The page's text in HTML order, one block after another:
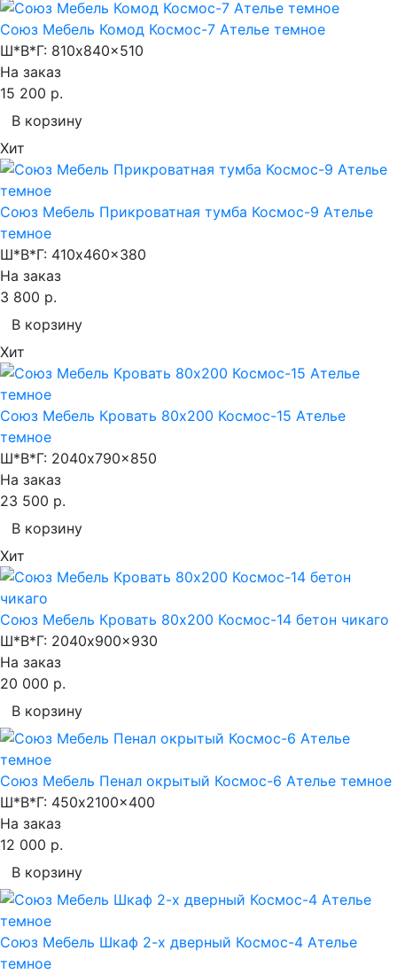
Союз Мебель Комод Космос-7 Ателье темное
Ш*В*Г: 810x840x510
На заказ
15 200 р.
В корзину
Хит
Союз Мебель Прикроватная тумба Космос-9 Ателье
темное
Ш*В*Г: 410x460x380
На заказ
3 800 р.
В корзину
Хит
Союз Мебель Кровать 80х200 Космос-15 Ателье
темное
Ш*В*Г: 2040x790x850
На заказ
23 500 р.
В корзину
Хит
Союз Мебель Кровать 80х200 Космос-14 бетон чикаго
Ш*В*Г: 2040x900x930
На заказ
20 000 р.
В корзину
Союз Мебель Пенал окрытый Космос-6 Ателье темное
Ш*В*Г: 450x2100x400
На заказ
12 000 р.
В корзину
Союз Мебель Шкаф 2-х дверный Космос-4 Ателье
темное